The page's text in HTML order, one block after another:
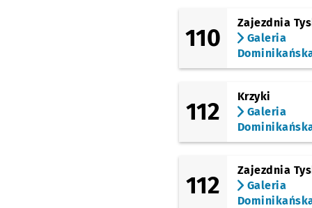
Zagłębiowska NŻ
(Opolska)
Sosnowiecka NŻ
Brochowska
(Tyska)
Zajezdnia Tyska
110
Zajezdnia
Galeria
112
Krzyki
Galeria
112
Zajezdnia
Galeria